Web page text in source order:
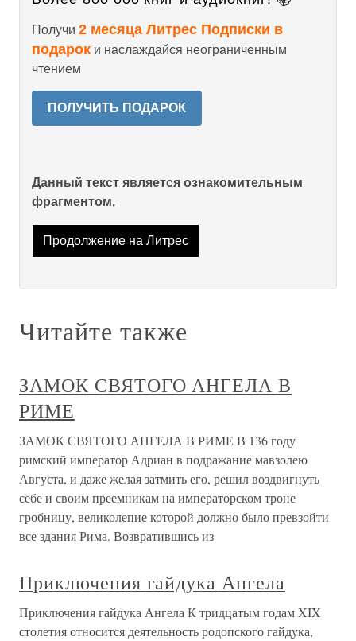
Получи 2 месяца Литрес Подписки в
подарок и наслаждайся неограниченным
чтением
ПОЛУЧИТЬ ПОДАРОК
Данный текст является ознакомительным
фрагментом.
Продолжение на Литрес
Читайте также
ЗАМОК СВЯТОГО АНГЕЛА В
РИМЕ
ЗАМОК СВЯТОГО АНГЕЛА В РИМЕ В 136 году
римский император Адриан в подражание мавзолею
Августа, и даже желая затмить его, решил воздвигнуть
себе и своим преемникам на императорском троне
гробницу, великолепие которой должно было превзойти
все здания Рима. Возвратившись из
Приключения гайдука Ангела
Приключения гайдука Ангела К тридцатым годам XIX
столетия относится деятельность родопского гайдука,